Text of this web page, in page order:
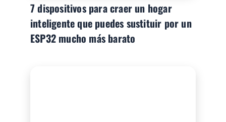
7 dispositivos para craer un hogar
inteligente que puedes sustituir por un
ESP32 mucho más barato